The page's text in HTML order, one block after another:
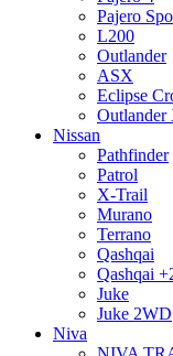
Pajero
L200
Outlander
ASX
Eclipse
Outlander
Nissan
Pathfinder
Patrol
X-Trail
Murano
Terrano
Qashqai
Qashqai
Juke
Juke 2WD
Niva